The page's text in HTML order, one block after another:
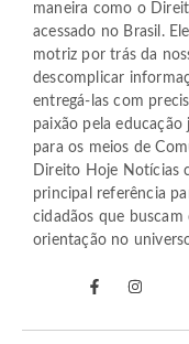
maneira como o
acessado no Brasil.
motriz por trás da
descomplicar
entregá-las com
paixão pela
para os meios de
Direito Hoje Notícias
principal referência
cidadãos que
orientação no